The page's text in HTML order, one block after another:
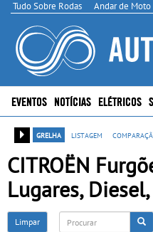
Tudo Sobre Rodas Andar de Moto
EVENTOS NOTÍCIAS ELÉTRICOS
grelha listagem
CITROËN
Lugares,
Limpar